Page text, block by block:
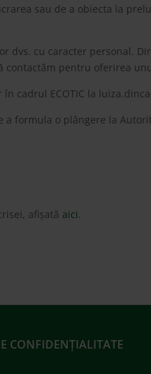
sau de a obiecta la
dvs. cu caracter personal.
contactăm pentru oferirea
cadrul ECOTIC la
formula o plângere la
afișată aici
CONFIDENȚIALITATE